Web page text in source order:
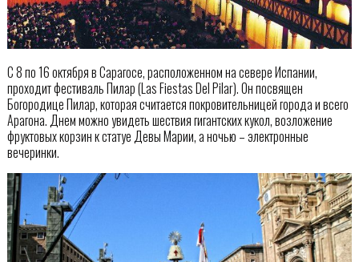
С 8 по 16 октября в Сарагосе, расположенном на севере Испании,
проходит фестиваль Пилар (Las Fiestas Del Pilar). Он посвящен
Богородице Пилар, которая считается покровительницей города и всего
Арагона. Днем можно увидеть шествия гигантских кукол, возложение
фруктовых корзин к статуе Девы Марии, а ночью – электронные
вечеринки.